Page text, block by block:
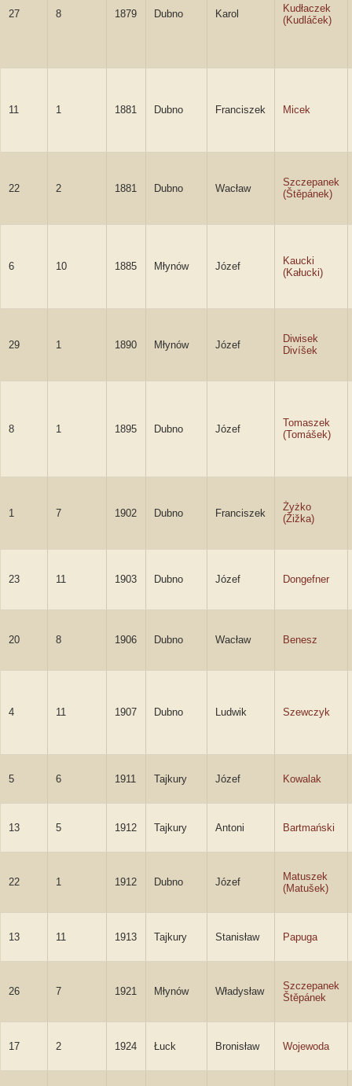
27 8 1879 Dubno Karol
Kudłaczek
(Kudláček)
11 1 1881 Dubno Franciszek Micek
22 2 1881 Dubno Wacław
Szczepanek
(Štěpánek)
6 10 1885 Młynów Józef
Kaucki
(Kałucki)
29 1 1890 Młynów Józef
Diwisek
Divíšek
8 1 1895 Dubno Józef
Tomaszek
(Tomášek)
1 7 1902 Dubno Franciszek
Żyżko
(Žižka)
23 11 1903 Dubno Józef Dongefner
20 8 1906 Dubno Wacław Benesz
4 11 1907 Dubno Ludwik Szewczyk
5 6 1911 Tajkury Józef Kowalak
13 5 1912 Tajkury Antoni Bartmański
22 1 1912 Dubno Józef
Matuszek
(Matušek)
13 11 1913 Tajkury Stanisław Papuga
26 7 1921 Młynów Władysław
Szczepanek
Štěpánek
17 2 1924 Łuck Bronisław Wojewoda